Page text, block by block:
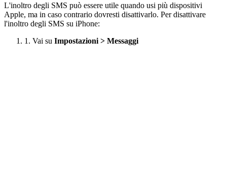
L'inoltro degli SMS può essere utile quando usi più dispositivi
Apple, ma in caso contrario dovresti disattivarlo. Per disattivare
l'inoltro degli SMS su iPhone:
1. Vai su Impostazioni > Messaggi